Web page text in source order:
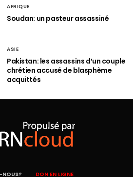
AFRIQUE
Soudan: un pasteur assassiné
ASIE
Pakistan: les assassins d’un couple
chrétien accusé de blasphème
acquittés
NOUS? DON EN LIGNE